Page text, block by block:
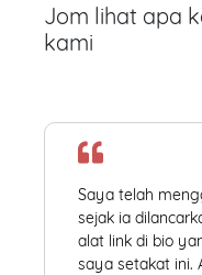
Jom lihat apa
kami
Saya telah
sejak ia
alat link di bio
saya setakat ini.